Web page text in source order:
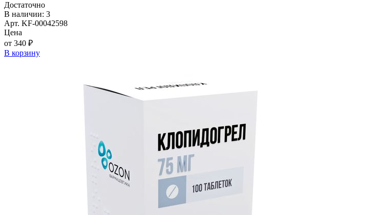
Достаточно
В наличии: 3
Арт. KF-00042598
Цена
от 340 ₽
В корзину